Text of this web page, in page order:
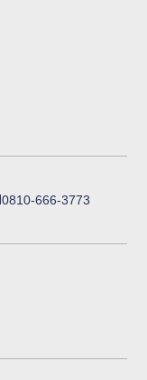
0810-666-3773